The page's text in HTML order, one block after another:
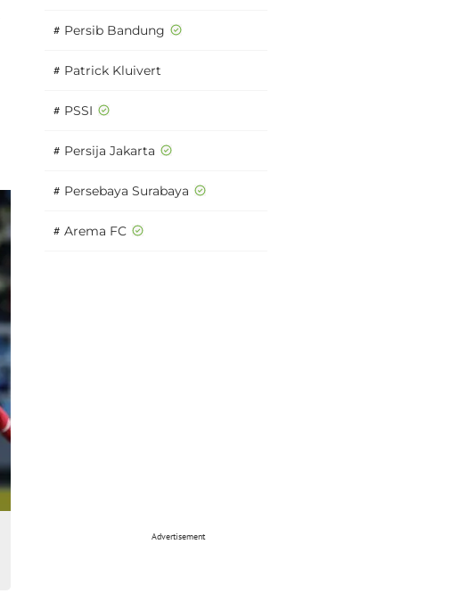
# Persib Bandung
# Patrick Kluivert
# PSSI
# Persija Jakarta
# Persebaya Surabaya
# Arema FC
Advertisement